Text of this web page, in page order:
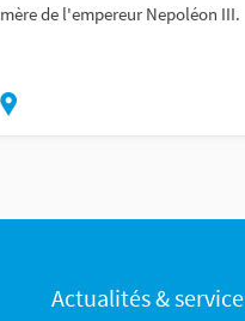
mère de l'empereur Nepoléon III.
Actualités & service